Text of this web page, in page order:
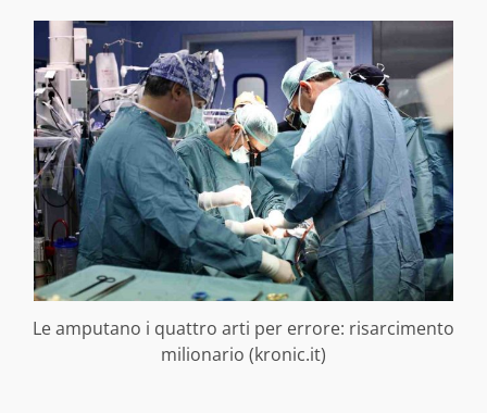
Le amputano i quattro arti per errore: risarcimento
milionario (kronic.it)